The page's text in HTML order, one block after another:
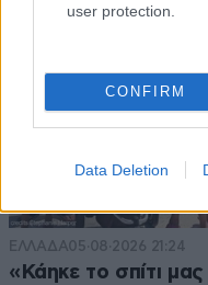
user protection.
CONFIRM
Data Deletion
ΕΛΛΑΔΑ05·08·2026 21:24
«Κάηκε το σπίτι